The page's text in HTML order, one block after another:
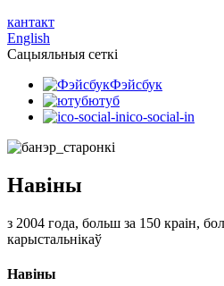
кантакт
English
Сацыяльныя сеткі
Фэйсбук
ютуб
ico-social-in
Навіны
з 2004 года, больш за 150 краін,
карыстальнікаў
Навіны